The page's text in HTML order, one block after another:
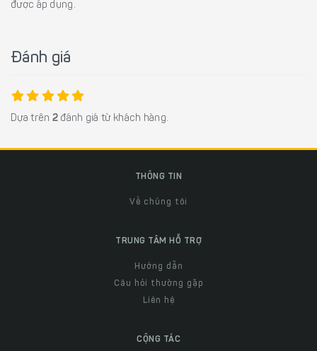
được áp dụng.
Đánh giá
Dựa trên 2 đánh giá từ khách hàng.
THÔNG TIN
Về chúng tôi
TRUNG TÂM HỖ TRỢ
Hướng dẫn
Câu hỏi thường gặp
Liên hệ
CỘNG TÁC